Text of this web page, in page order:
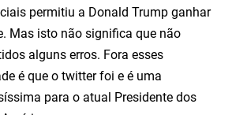
permitiu a Donald Trump ganhar
Mas isto não significa que não
alguns erros. Fora esses
é que o twitter foi e é uma
para o atual Presidente dos